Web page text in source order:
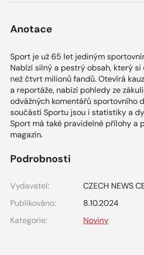
Anotace
Sport je už 65 let jediným
Nabízí silný a pestrý obsah, který
než čtvrt milionů fandů. Otevírá
a reportáže, nabízí pohledy ze
odvážných komentářů sportovního
součástí Sportu jsou i statistiky a
Sport má také pravidelné přílohy a
magazín.
Podrobnosti
Vydavatel:
CZECH NEWS
Publikováno:
8.10.2024
Kategorie:
Noviny